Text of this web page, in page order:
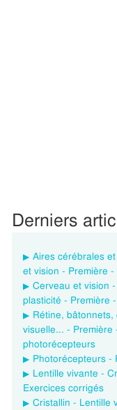
Derniers
Aires cérébrales
et vision - Première -
Cerveau et vision
plasticité - Première
Rétine, bâtonnets,
visuelle... - Première
photorécepteurs
Photorécepteurs -
Lentille vivante -
Exercices corrigés
Cristallin - Lentille